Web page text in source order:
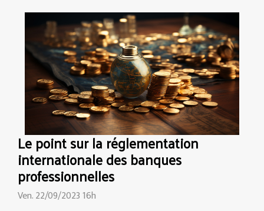
Le point sur la réglementation
internationale des banques
professionnelles
Ven. 22/09/2023 16h